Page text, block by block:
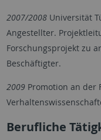
2007/2008Universität
Angestellter.
Forschungsprojekt zu
Beschäftigter.
2009Promotion an der
Berufliche